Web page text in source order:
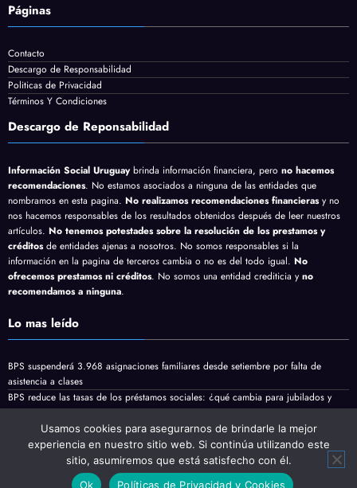
Páginas
Contacto
Descargo de Responsabilidad
Politicas de Privacidad
Términos Y Condiciones
Descargo de Reponsabilidad
Información Social Uruguaybrinda información financiera, pero no hacemos
recomendaciones. No estamos asociados a ninguna de las entidades que
nombramos en esta pagina. No realizamos recomendaciones financierasy no
nos hacemos responsables de los resultados obtenidos después de leer nuestros
artículos. No tenemos potestades sobre la resolución de los prestamos y
créditosde entidades ajenas a nosotros. No somos responsables si la
información en la pagina de terceros cambia o no es del todo igual. No
ofrecemos prestamos ni créditos. No somos una entidad crediticia y no
recomendamos a ninguna.
Lo mas leído
BPS suspenderá 3.968 asignaciones familiares desde setiembre por falta de
asistencia a clases
BPS reduce las tasas de los préstamos sociales: ¿qué cambia para jubilados y
pensionistas?
Jubilaciones y pensiones minimas vienen con aumento en Agosto
Usamos cookies para asegurarnos de brindarle la mejor
experiencia en nuestro sitio web. Si continúa utilizando este
sitio, asumiremos que está satisfecho con él.
Ok
Políticas de Privacidad y Cookies